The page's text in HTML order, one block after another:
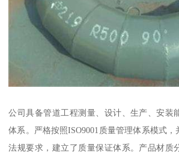
公司具备管道工程测量、设计、生产、安装
体系。严格按照ISO9001质量管理体系模式，
法规要求，建立了质量保证体系。产品材质